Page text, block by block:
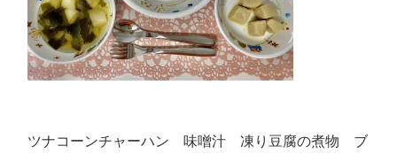
ツナコーンチャーハン 味噌汁 凍り豆腐の煮物 ブ